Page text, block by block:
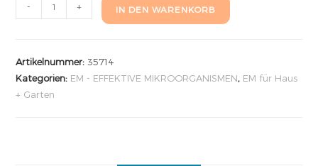
- + IN DEN WARENKORB
Artikelnummer: 35714
Kategorien: EM - EFFEKTIVE MIKROORGANISMEN, EM für Haus
+ Garten